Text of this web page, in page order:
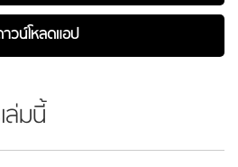
วน์โหลดแอป
ล่มนี้